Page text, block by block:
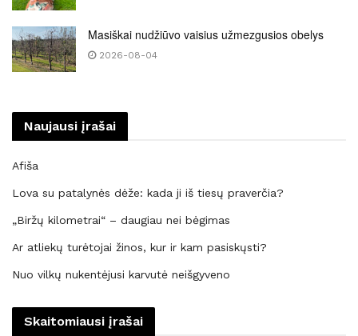
Masiškai nudžiūvo vaisius užmezgusios obelys
2026-08-04
Naujausi įrašai
Afiša
Lova su patalynės dėže: kada ji iš tiesų praverčia?
„Biržų kilometrai“ – daugiau nei bėgimas
Ar atliekų turėtojai žinos, kur ir kam pasiskųsti?
Nuo vilkų nukentėjusi karvutė neišgyveno
Skaitomiausi įrašai